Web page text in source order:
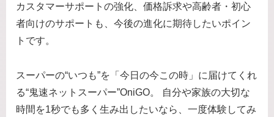
カスタマーサポートの強化、価格訴求や高齢者・初心
者向けのサポートも、今後の進化に期待したいポイン
トです。
スーパーの“いつも”を「今日の今この時」に届けてくれ
る“鬼速ネットスーパー”OniGO。 自分や家族の大切な
時間を1秒でも多く生み出したいなら、一度体験してみ